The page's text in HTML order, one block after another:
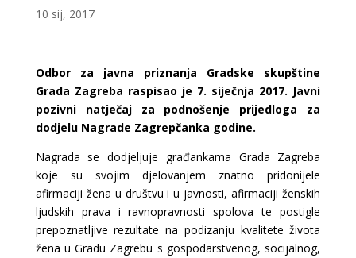
10 sij, 2017
Odbor za javna priznanja Gradske skupštine
Grada Zagreba raspisao je 7. siječnja 2017. Javni
pozivni natječaj za podnošenje prijedloga za
dodjelu Nagrade Zagrepčanka godine.
Nagrada se dodjeljuje građankama Grada Zagreba
koje su svojim djelovanjem znatno pridonijele
afirmaciji žena u društvu i u javnosti, afirmaciji ženskih
ljudskih prava i ravnopravnosti spolova te postigle
prepoznatljive rezultate na podizanju kvalitete života
žena u Gradu Zagrebu s gospodarstvenog, socijalnog,